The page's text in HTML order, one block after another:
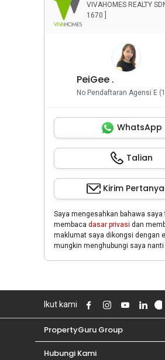
VIVAHOMES REALTY
1670 ]
PeiGee .
No Pendaftaran Agensi E
WhatsApp
Talian
Kirim
Saya mengesahkan bahawa saya
membaca dasar privasi dan
maklumat saya dikongsi dengan
mungkin menghubungi saya nanti
Ikut kami
PropertyGuru Group
Hubungi Kami